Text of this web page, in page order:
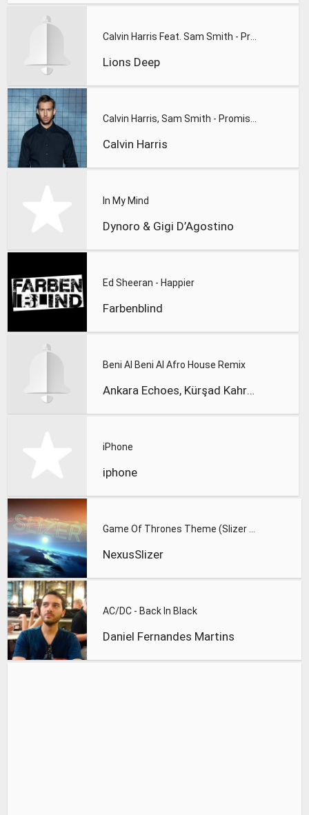
Lions Deep
Calvin Harris
In My Mind
Dynoro & Gigi D’Agostino
Ed Sheeran - Happier
Farbenblind
Beni Al Beni Al Afro House Remix
Ankara Echoes, Kürşad Kahraman
iPhone
iphone
NexusSlizer
AC/DC - Back In Black
Daniel Fernandes Martins